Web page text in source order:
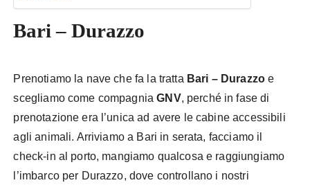
Bari – Durazzo
Prenotiamo la nave che fa la tratta Bari – Durazzo e
scegliamo come compagniaGNV, perché in fase di
prenotazione era l’unica ad avere le cabine accessibili
agli animali. Arriviamo a Bari in serata, facciamo il
check-in al porto, mangiamo qualcosa e raggiungiamo
l’imbarco per Durazzo, dove controllano i nostri